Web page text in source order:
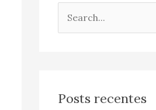
u
Posts recentes